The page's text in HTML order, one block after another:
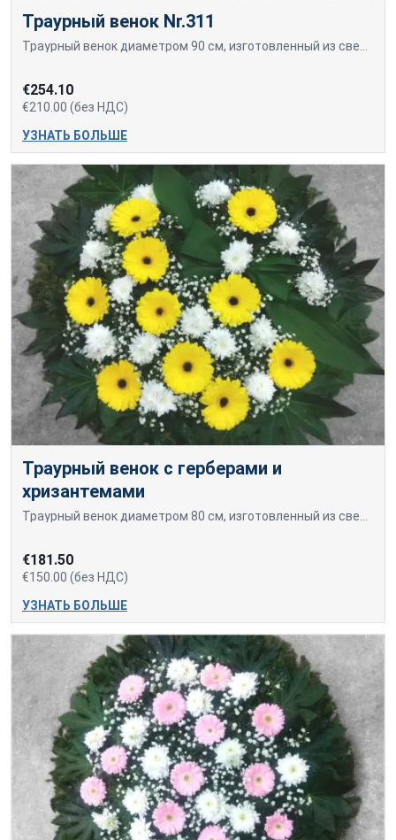
Траурный венок Nr.311
€254.10
€210.00 (без НДС)
УЗНАТЬ БОЛЬШЕ
Траурный венок с герберами и
хризантемами
€181.50
€150.00 (без НДС)
УЗНАТЬ БОЛЬШЕ